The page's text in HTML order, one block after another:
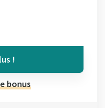
!
bonus